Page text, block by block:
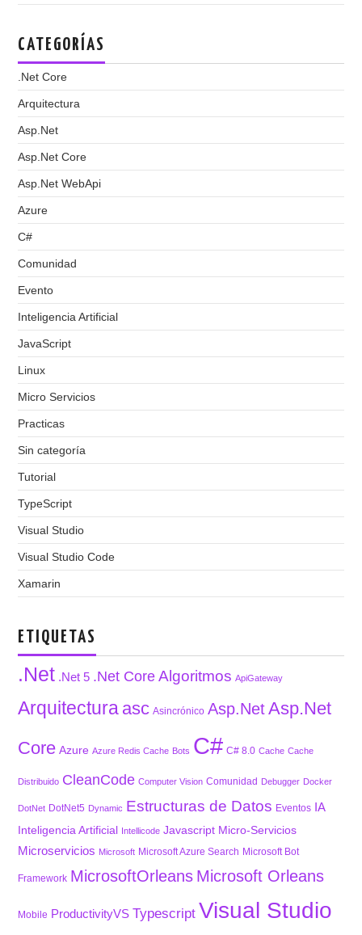
CATEGORÍAS
.Net Core
Arquitectura
Asp.Net
Asp.Net Core
Asp.Net WebApi
Azure
C#
Comunidad
Evento
Inteligencia Artificial
JavaScript
Linux
Micro Servicios
Practicas
Sin categoría
Tutorial
TypeScript
Visual Studio
Visual Studio Code
Xamarin
ETIQUETAS
.Net .Net 5 .Net Core Algoritmos ApiGateway
Arquitectura asc Asincrónico Asp.Net Asp.Net
Core Azure Azure Redis Cache Bots C# C# 8.0 Cache Cache
Distribuido CleanCode Computer Vision Comunidad Debugger Docker
DotNet DotNet5 Dynamic Estructuras de Datos Eventos IA
Inteligencia Artificial Intellicode Javascript Micro-Servicios
Microservicios Microsoft Microsoft Azure Search Microsoft Bot
Framework MicrosoftOrleans Microsoft Orleans
Mobile ProductivityVS Typescript Visual Studio